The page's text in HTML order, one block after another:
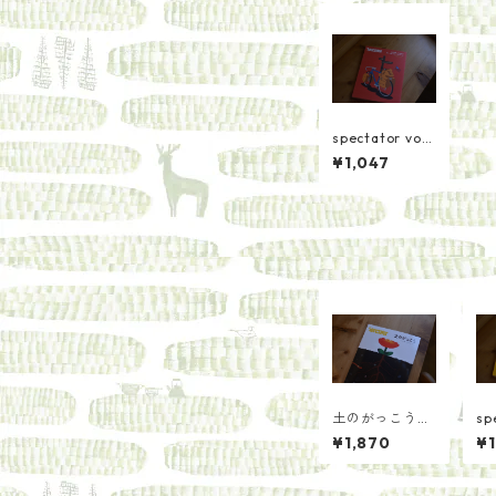
spectator vol2
3 台湾縦断自転
車旅紀行
¥1,047
土のがっこう／
spectator
¥1,870
8